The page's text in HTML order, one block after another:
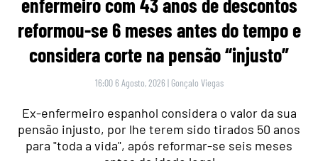
enfermeiro com 43 anos de descontos
reformou-se 6 meses antes do tempo e
considera corte na pensão “injusto”
16:00 6 Agosto, 2026 | Gonçalo Viegas
Ex-enfermeiro espanhol considera o valor da sua
pensão injusto, por lhe terem sido tirados 50 anos
para "toda a vida", após reformar-se seis meses